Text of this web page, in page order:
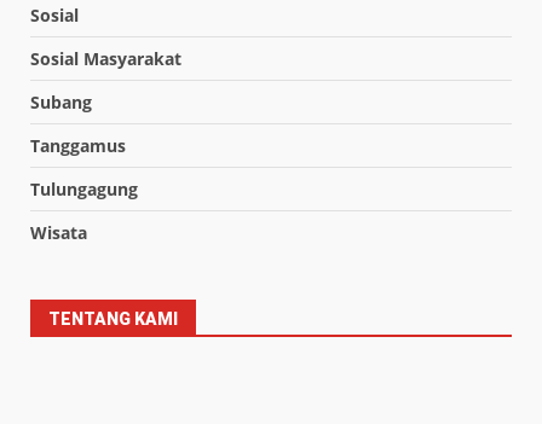
Sosial
Sosial Masyarakat
Subang
Tanggamus
Tulungagung
Wisata
TENTANG KAMI